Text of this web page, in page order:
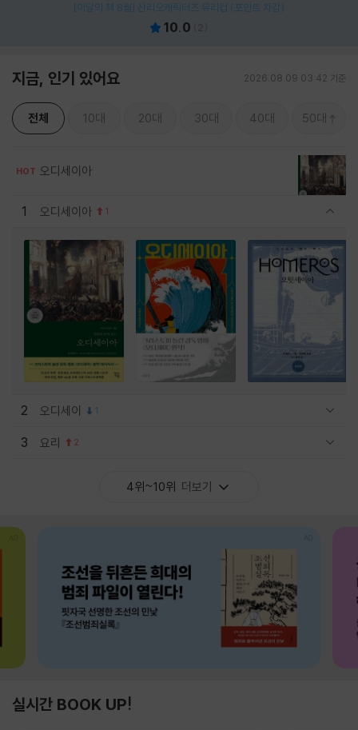
[이달의 책 8월] 산리오캐릭터즈 유리컵 (포인트 차감)
10.0
지금, 인기 있어요 2026.08.09 03:42 기준
전체 10대 20대 30대 40대 50대
HOT 오디세이아
1 오디세이아 1
2 오디세이 1
3 요리 2
4위~10위 더보기
실시간 BOOK UP!